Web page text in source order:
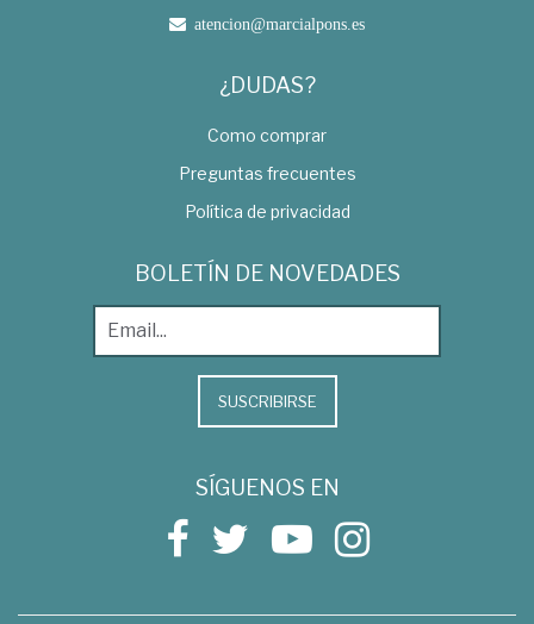
atencion@marcialpons.es
¿DUDAS?
Como comprar
Preguntas frecuentes
Política de privacidad
BOLETÍN DE NOVEDADES
SUSCRIBIRSE
SÍGUENOS EN